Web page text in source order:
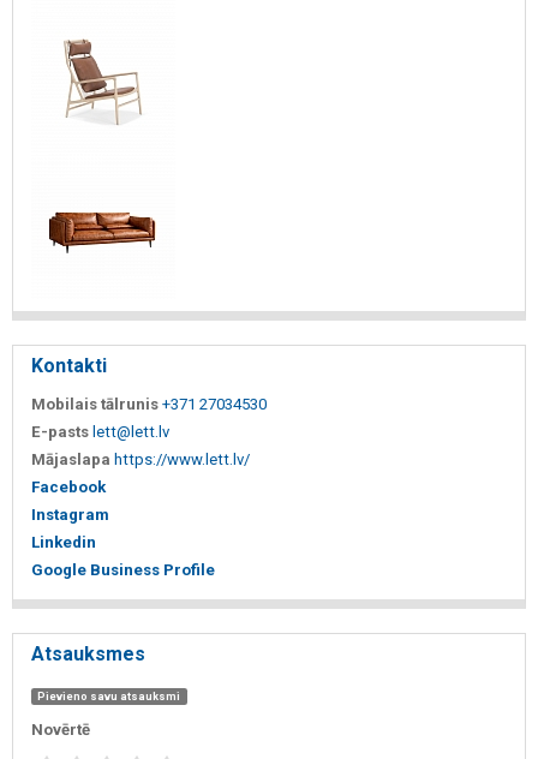
Kontakti
Mobilais tālrunis +371 27034530
E-pasts lett@lett.lv
Mājaslapa https://www.lett.lv/
Facebook
Instagram
Linkedin
Google Business Profile
Atsauksmes
Pievieno savu atsauksmi
Novērtē